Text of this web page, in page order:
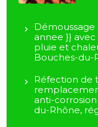
annee }}
pluie et
Bouches-du-
Réfection de
anti-corrosion
du-Rhône,